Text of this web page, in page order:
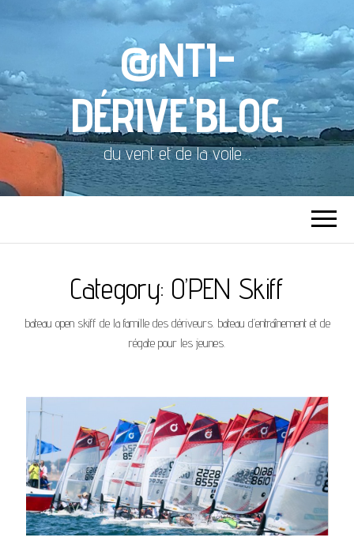
@NTI-
DÉRIVE'BLOG
du vent et de la voile…
Category: O’PEN Skiff
bateau open skiff de la famille des dériveurs. bateau d’entraînement et de
régate pour les jeunes.